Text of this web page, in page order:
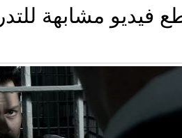
فيديو مشابهة